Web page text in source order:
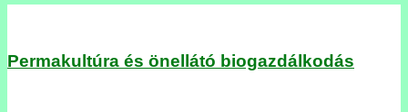
Permakultúra és önellátó biogazdálkodás